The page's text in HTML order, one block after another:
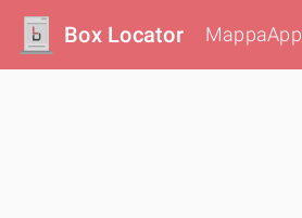
Box Locator MappaApp